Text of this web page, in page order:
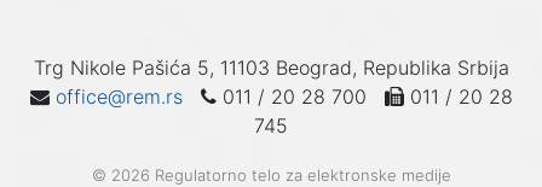
Trg Nikole Pašića 5, 11103 Beograd, Republika Srbija
office@rem.rs
011 / 20 28 700
011 / 20 28
745
© 2026 Regulatorno telo za elektronske medije